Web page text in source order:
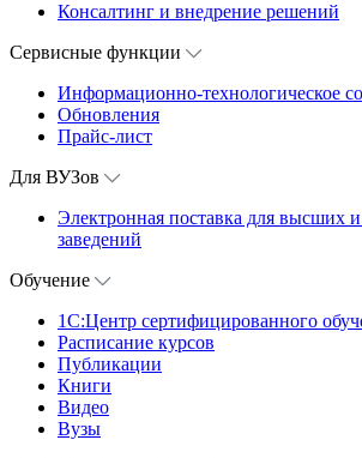
Консалтинг и внедрение решений
Сервисные функции
Информационно-технологическое
Обновления
Прайс-лист
Для ВУЗов
Электронная поставка для высших
заведений
Обучение
1С:Центр сертифицированного
Расписание курсов
Публикации
Книги
Видео
Вузы